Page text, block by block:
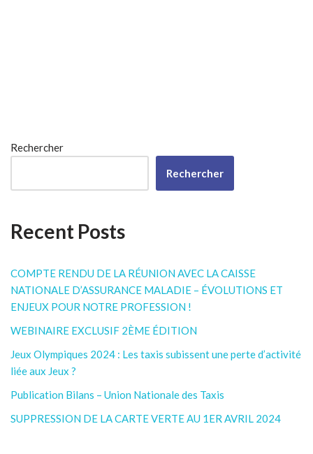
Rechercher
Rechercher
Recent Posts
COMPTE RENDU DE LA RÉUNION AVEC LA CAISSE
NATIONALE D’ASSURANCE MALADIE – ÉVOLUTIONS ET
ENJEUX POUR NOTRE PROFESSION !
WEBINAIRE EXCLUSIF 2ÈME ÉDITION
Jeux Olympiques 2024 : Les taxis subissent une perte d’activité
liée aux Jeux ?
Publication Bilans – Union Nationale des Taxis
SUPPRESSION DE LA CARTE VERTE AU 1ER AVRIL 2024